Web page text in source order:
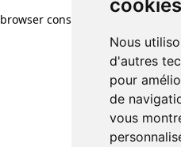
cookies
Nous
d'autres
pour
de
vous
browser console for more